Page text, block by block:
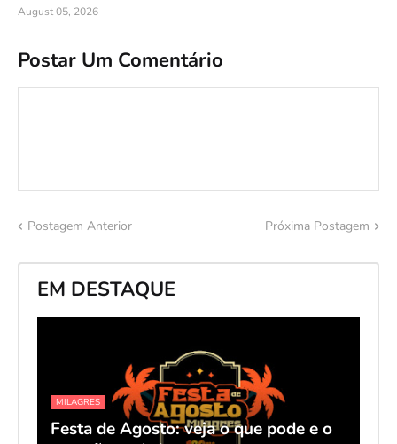
August 05, 2026
Postar Um Comentário
Postagem Anterior Próxima Postagem
EM DESTAQUE
MILAGRES
Festa de Agosto: veja o que pode e o